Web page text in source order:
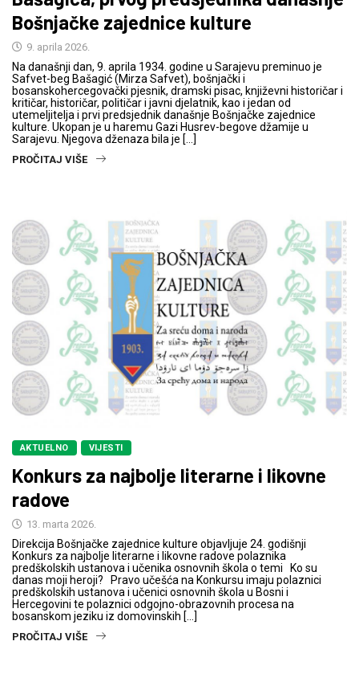
Bošnjačke zajednice kulture
9. aprila 2026.
Na današnji dan, 9. aprila 1934. godine u Sarajevu preminuo je
Safvet-beg Bašagić (Mirza Safvet), bošnjački i
bosanskohercegovački pjesnik, dramski pisac, književni historičar i
kritičar, historičar, političar i javni djelatnik, kao i jedan od
utemeljitelja i prvi predsjednik današnje Bošnjačke zajednice
kulture. Ukopan je u haremu Gazi Husrev-begove džamije u
Sarajevu. Njegova dženaza bila je […]
PROČITAJ VIŠE
AKTUELNO VIJESTI
Konkurs za najbolje literarne i likovne
radove
13. marta 2026.
Direkcija Bošnjačke zajednice kulture objavljuje 24. godišnji
Konkurs za najbolje literarne i likovne radove polaznika
predškolskih ustanova i učenika osnovnih škola o temi Ko su
danas moji heroji? Pravo učešća na Konkursu imaju polaznici
predškolskih ustanova i učenici osnovnih škola u Bosni i
Hercegovini te polaznici odgojno-obrazovnih procesa na
bosanskom jeziku iz domovinskih […]
PROČITAJ VIŠE